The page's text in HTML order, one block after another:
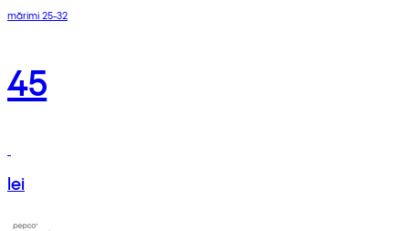
mărimi 25-32
45
lei